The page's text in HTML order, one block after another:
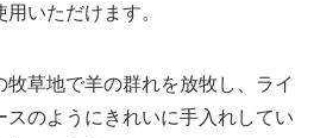
いただけます。
牧草地で羊の群れを放牧し、ライ
スのようにきれいに手入れしてい